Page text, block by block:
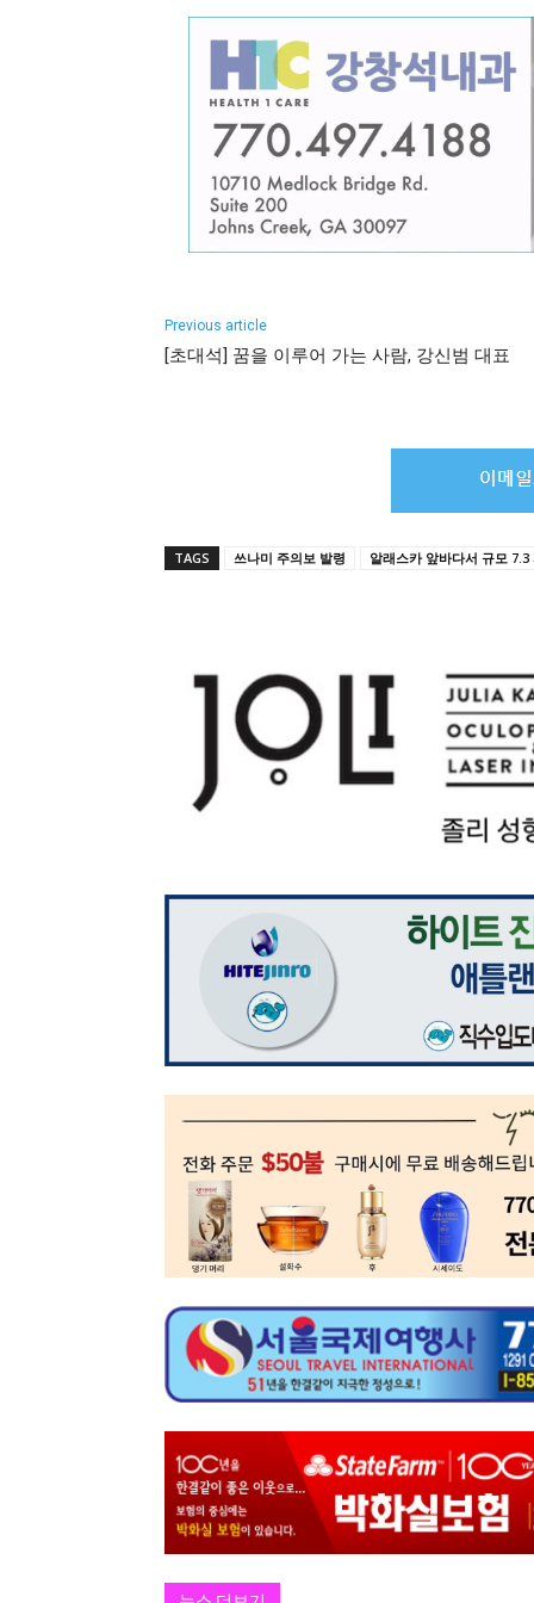
Previous article
[초대석] 꿈을 이루어 가는 사람, 강신범 대표
TAGS 쓰나미 주의보 발령 알래스카 앞바다서 규모 7.3